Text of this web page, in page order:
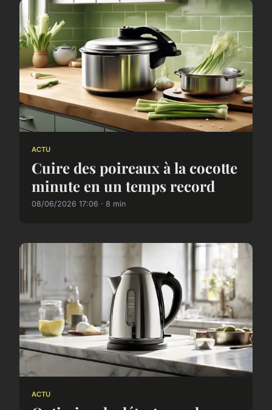
ACTU
Cuire des poireaux à la cocotte
minute en un temps record
08/06/2026 17:06 · 8 min
ACTU